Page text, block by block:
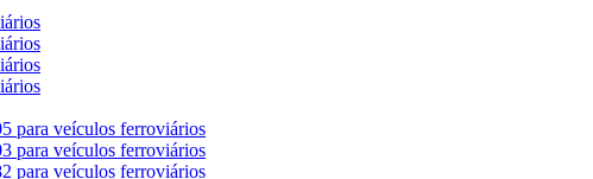
para veículos ferroviários
para veículos ferroviários
para veículos ferroviários